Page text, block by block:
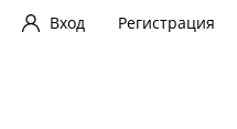
Вход Регистрация